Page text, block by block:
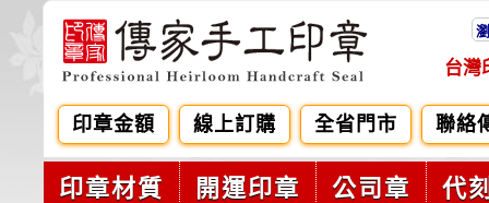
台灣
印章金額 線上訂購 全省門市 聯絡
印章材質 開運印章 公司章 代